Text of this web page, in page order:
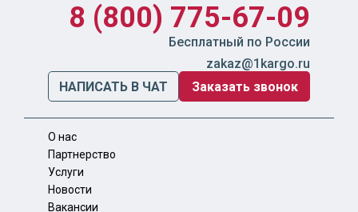
8 (800) 775-67-09
Бесплатный по России
zakaz@1kargo.ru
НАПИСАТЬ В ЧАТ
Заказать звонок
О нас
Партнерство
Услуги
Новости
Вакансии